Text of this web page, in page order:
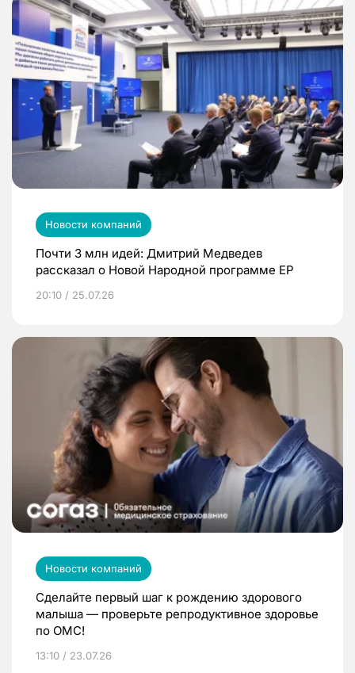
Новости компаний
Почти 3 млн идей: Дмитрий Медведев
рассказал о Новой Народной программе ЕР
20:10 / 25.07.26
Новости компаний
Сделайте первый шаг к рождению здорового
малыша — проверьте репродуктивное здоровье
по ОМС!
13:10 / 23.07.26